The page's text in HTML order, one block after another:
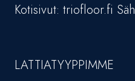
Kotisivut: triofloor.fi
LATTIATYYPPIMME